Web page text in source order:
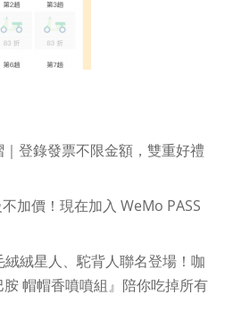
登錄發票不限金額，雙重好禮
加價！現在加入 WeMo PASS
絨星人、駝背人聯名登場！咖
帽帽香噴噴組』陪你吃掉所有